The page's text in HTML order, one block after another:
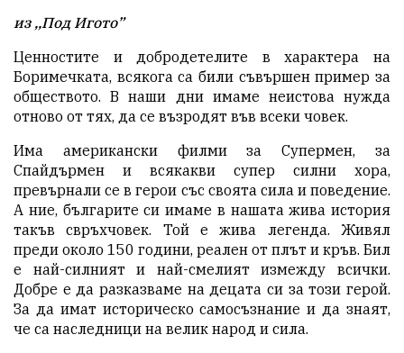
из ,,Под Игото”
Ценностите и добродетелите в характера на
Боримечката, всякога са били съвършен пример за
обществото. В наши дни имаме неистова нужда
отново от тях, да се възродят във всеки човек.
Има американски филми за Супермен, за
Спайдърмен и всякакви супер силни хора,
превърнали се в герои със своята сила и поведение.
А ние, българите си имаме в нашата жива история
такъв свръхчовек. Той е жива легенда. Живял
преди около 150 години, реален от плът и кръв. Бил
е най-силният и най-смелият измежду всички.
Добре е да разказваме на децата си за този герой.
За да имат историческо самосъзнание и да знаят,
че са наследници на велик народ и сила.